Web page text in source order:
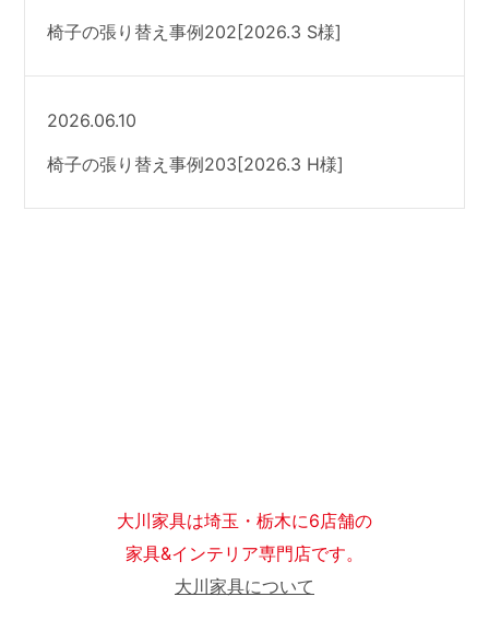
椅子の張り替え事例202[2026.3 S様]
2026.06.10
椅子の張り替え事例203[2026.3 H様]
大川家具は埼玉・栃木に6店舗の
家具&インテリア専門店です。
大川家具について